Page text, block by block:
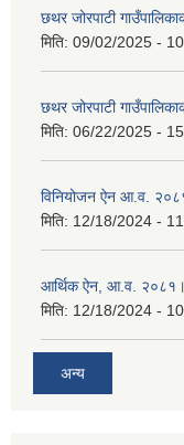
छथर जोरपाटी
मिति: 09/02/2025 -
छथर जोरपाटी
मिति: 06/22/2025 -
विनियोजन ऐन आ.व.
मिति: 12/18/2024 -
आर्थिक ऐन, आ.व.
मिति: 12/18/2024 -
अन्य